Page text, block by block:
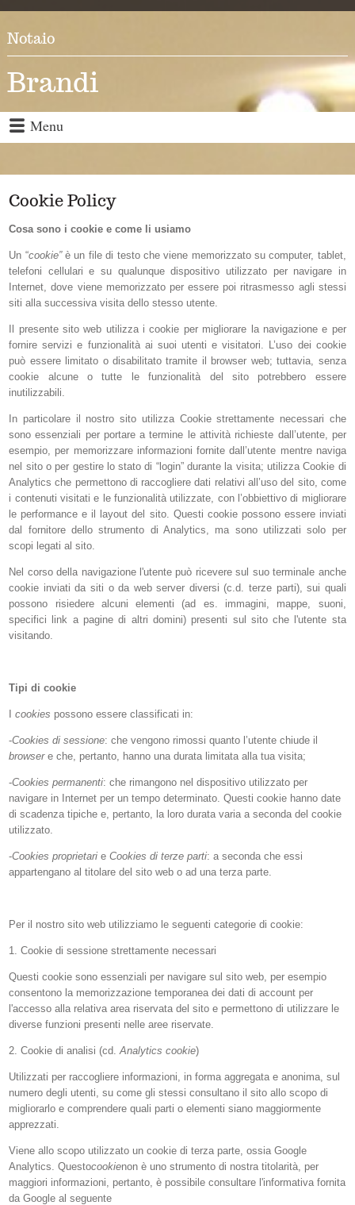
Notaio
Brandi
Menu
Cookie Policy
Cosa sono i cookie e come li usiamo
Un “cookie” è un file di testo che viene memorizzato su computer, tablet,
telefoni cellulari e su qualunque dispositivo utilizzato per navigare in
Internet, dove viene memorizzato per essere poi ritrasmesso agli stessi
siti alla successiva visita dello stesso utente.
Il presente sito web utilizza i cookie per migliorare la navigazione e per
fornire servizi e funzionalità ai suoi utenti e visitatori. L’uso dei cookie
può essere limitato o disabilitato tramite il browser web; tuttavia, senza
cookie alcune o tutte le funzionalità del sito potrebbero essere
inutilizzabili.
In particolare il nostro sito utilizza Cookie strettamente necessari che
sono essenziali per portare a termine le attività richieste dall’utente, per
esempio, per memorizzare informazioni fornite dall’utente mentre naviga
nel sito o per gestire lo stato di “login” durante la visita; utilizza Cookie di
Analytics che permettono di raccogliere dati relativi all’uso del sito, come
i contenuti visitati e le funzionalità utilizzate, con l’obbiettivo di migliorare
le performance e il layout del sito. Questi cookie possono essere inviati
dal fornitore dello strumento di Analytics, ma sono utilizzati solo per
scopi legati al sito.
Nel corso della navigazione l'utente può ricevere sul suo terminale anche
cookie inviati da siti o da web server diversi (c.d. terze parti), sui quali
possono risiedere alcuni elementi (ad es. immagini, mappe, suoni,
specifici link a pagine di altri domini) presenti sul sito che l'utente sta
visitando.
Tipi di cookie
Icookies possono essere classificati in:
-Cookies di sessione: che vengono rimossi quanto l’utente chiude il
browsere che, pertanto, hanno una durata limitata alla tua visita;
-Cookies permanenti: che rimangono nel dispositivo utilizzato per
navigare in Internet per un tempo determinato. Questi cookie hanno date
di scadenza tipiche e, pertanto, la loro durata varia a seconda del cookie
utilizzato.
-Cookies proprietari eCookies di terze parti: a seconda che essi
appartengano al titolare del sito web o ad una terza parte.
Per il nostro sito web utilizziamo le seguenti categorie di cookie:
1. Cookie di sessione strettamente necessari
Questi cookie sono essenziali per navigare sul sito web, per esempio
consentono la memorizzazione temporanea dei dati di account per
l'accesso alla relativa area riservata del sito e permettono di utilizzare le
diverse funzioni presenti nelle aree riservate.
2. Cookie di analisi (cd.Analytics cookie)
Utilizzati per raccogliere informazioni, in forma aggregata e anonima, sul
numero degli utenti, su come gli stessi consultano il sito allo scopo di
migliorarlo e comprendere quali parti o elementi siano maggiormente
apprezzati.
Viene allo scopo utilizzato un cookie di terza parte, ossia Google
Analytics. Questocookienon è uno strumento di nostra titolarità, per
maggiori informazioni, pertanto, è possibile consultare l'informativa fornita
da Google al seguente